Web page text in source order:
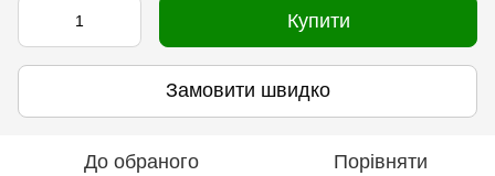
Купити
Замовити швидко
До обраного Порівняти